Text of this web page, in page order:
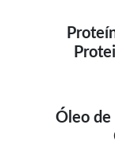
Óleo de